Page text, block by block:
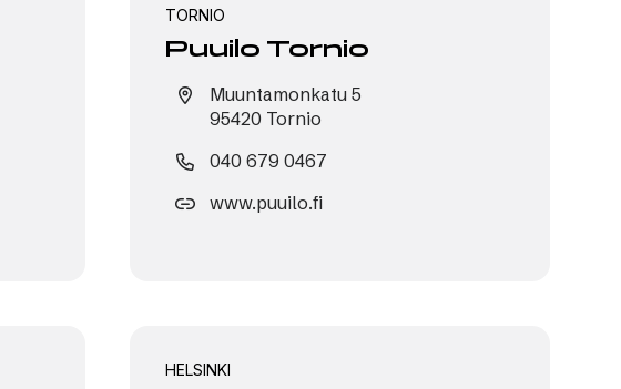
TORNIO
Puuilo Tornio
Muuntamonkatu 5
95420 Tornio
040 679 0467
www.puuilo.fi
HELSINKI